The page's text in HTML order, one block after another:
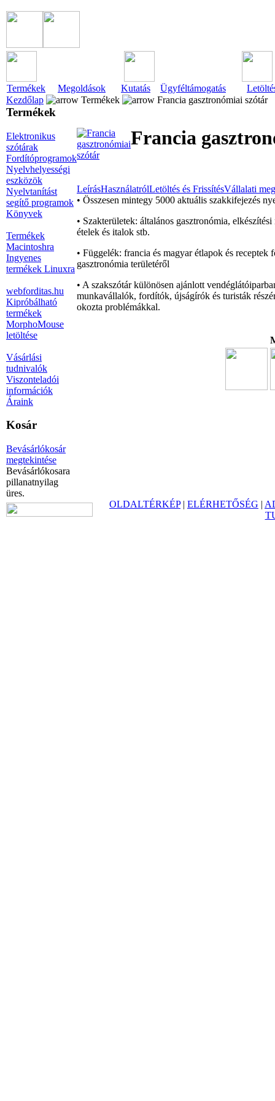
Termékek Megoldások Kutatás Ügyféltámogatás
Kezdőlap
Termékek Francia gasztronómiai szótár
Termékek
Elektronikus
szótárak
Fordítóprogramok
Nyelvhelyességi
eszközök
Nyelvtanítást
segítő programok
Könyvek
Termékek
Macintoshra
Ingyenes
termékek Linuxra
webforditas.hu
Kipróbálható
termékek
MorphoMouse
letöltése
Vásárlási
tudnivalók
Viszonteladói
információk
Áraink
Kosár
Bevásárlókosár
megtekintése
Bevásárlókosara
pillanatnyilag
üres.
Francia
LeírásHasználatrólLetöltés és FrissítésVállalati
• Összesen mintegy 5000 aktuális szakkifejezés
• Szakterületek: általános gasztronómia,
ételek és italok stb.
• Függelék: francia és magyar étlapok és
gasztronómia területéről
• A szakszótár különösen ajánlott
munkavállalók, fordítók, újságírók és turisták
okozta problémákkal.
OLDALTÉRKÉP| ELÉRHETŐSÉG |